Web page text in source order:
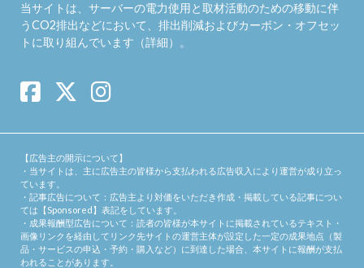
当サイトは、サーバーの電力使用と取材活動のための移動に伴
うCO2排出などにおいて、排出削減およびカーボン・オフセッ
トに取り組んでいます（詳細）。
【広告主の開示について】
・当サイトは、主に広告主の皆様から支払われる広告収入により運営が成り立っ
ています。
・記事広告について：広告主より対価をいただき作成・掲載している記事につい
ては【Sponsored】表記をしています。
・成果報酬型広告について：読者の皆様が本サイトに掲載されているテキスト・
画像リンクを経由してリンク先サイトの運営主体が設定した一定の成果地点（製
品・サービスの申込・予約・購入など）に到達した場合、本サイトに報酬が支払
われることがあります。